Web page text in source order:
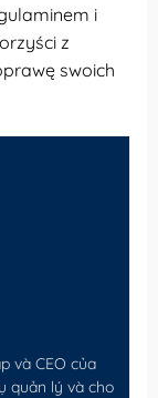
i
z
swoich
và CEO của
quản lý và cho